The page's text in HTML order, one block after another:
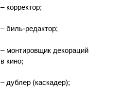
– корректор;
– биль-редактор;
– монтировщик декораций
в кино;
– дублер (каскадер);